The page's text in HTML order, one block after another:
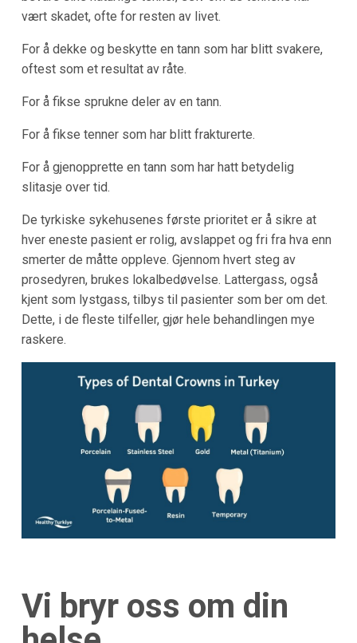
vært skadet, ofte for resten av livet.
For å dekke og beskytte en tann som har blitt svakere,
oftest som et resultat av råte.
For å fikse sprukne deler av en tann.
For å fikse tenner som har blitt frakturerte.
For å gjenopprette en tann som har hatt betydelig
slitasje over tid.
De tyrkiske sykehusenes første prioritet er å sikre at
hver eneste pasient er rolig, avslappet og fri fra hva enn
smerter de måtte oppleve. Gjennom hvert steg av
prosedyren, brukes lokalbedøvelse. Lattergass, også
kjent som lystgass, tilbys til pasienter som ber om det.
Dette, i de fleste tilfeller, gjør hele behandlingen mye
raskere.
Vi bryr oss om din